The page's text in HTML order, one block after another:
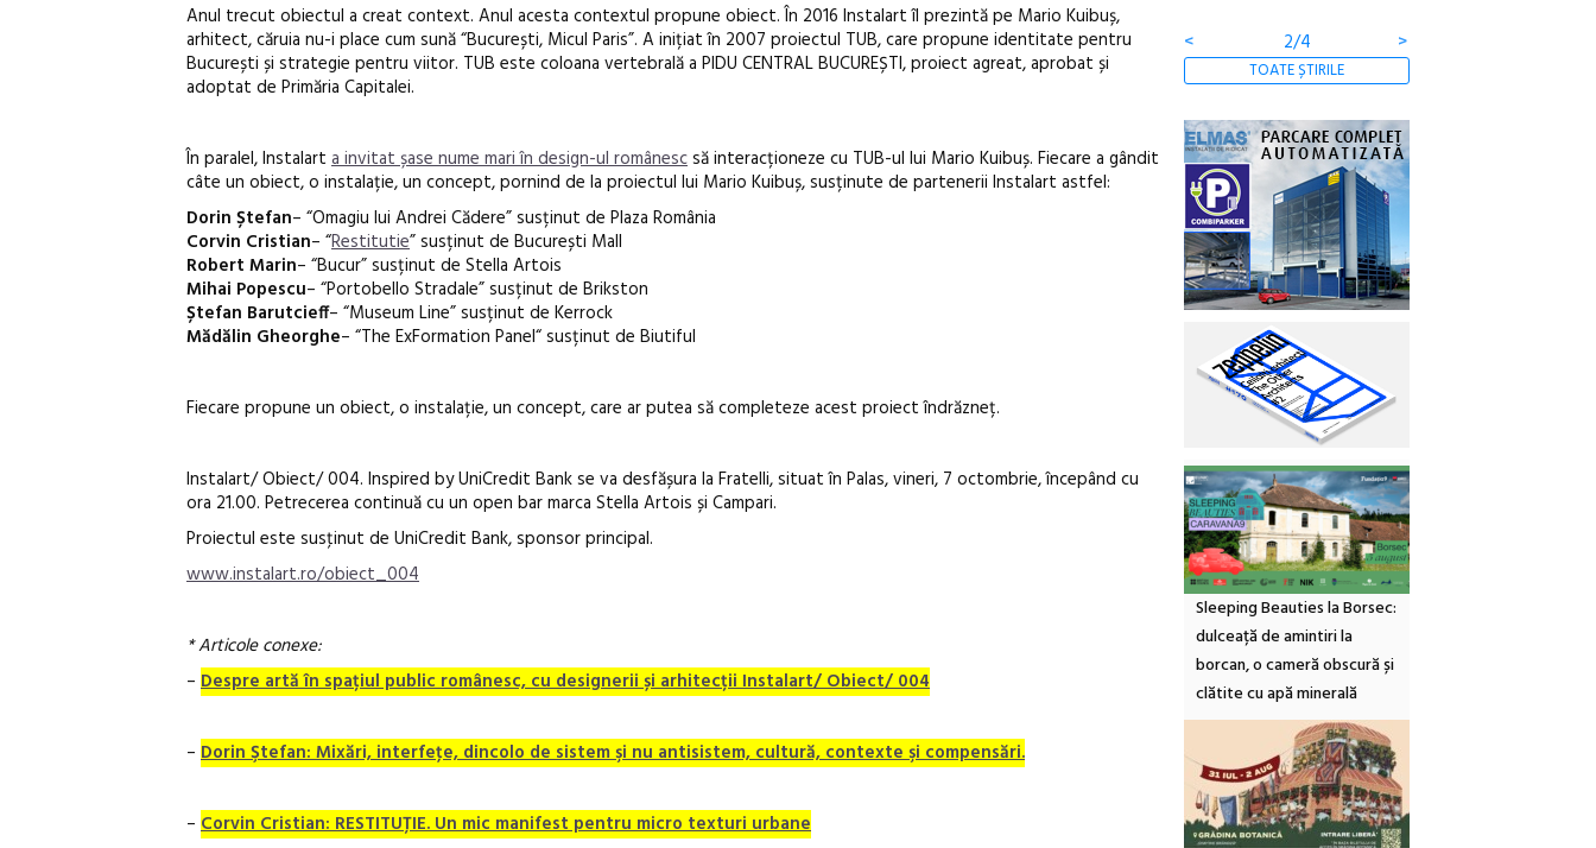
Anul trecut obiectul a creat context. Anul acesta contextul propune obiect. În 2016 Instalart îl prezintă pe Mario Kuibuș,
arhitect, căruia nu-i place cum sună “București, Micul Paris”. A inițiat în 2007 proiectul TUB, care propune identitate pentru
București și strategie pentru viitor. TUB este coloana vertebrală a PIDU CENTRAL BUCUREȘTI, proiect agreat, aprobat și
adoptat de Primăria Capitalei.
În paralel, Instalart a invitat șase nume mari în design-ul românescsă interacționeze cu TUB-ul lui Mario Kuibuș. Fiecare a gândit
câte un obiect, o instalație, un concept, pornind de la proiectul lui Mario Kuibuș, susținute de partenerii Instalart astfel:
Dorin Ștefan– “Omagiu lui Andrei Cădere” susținut de Plaza România
Corvin Cristian– “Restitutie” susținut de București Mall
Robert Marin– “Bucur” susținut de Stella Artois
Mihai Popescu– “Portobello Stradale” susținut de Brikston
Ștefan Barutcieff– “Museum Line” susținut de Kerrock
Mădălin Gheorghe– “The ExFormation Panel“ susținut de Biutiful
Fiecare propune un obiect, o instalație, un concept, care ar putea să completeze acest proiect îndrăzneț.
Instalart/ Obiect/ 004. Inspired by UniCredit Bank se va desfășura la Fratelli, situat în Palas, vineri, 7 octombrie, începând cu
ora 21.00. Petrecerea continuă cu un open bar marca Stella Artois și Campari.
Proiectul este susţinut de UniCredit Bank, sponsor principal.
www.instalart.ro/obiect_004
* Articole conexe:
– Despre artă în spațiul public românesc, cu designerii și arhitecții Instalart/ Obiect/ 004
– Dorin Ştefan: Mixări, interfeţe, dincolo de sistem şi nu antisistem, cultură, contexte şi compensări.
– Corvin Cristian: RESTITUȚIE. Un mic manifest pentru micro texturi urbane
<
2/4 >
TOATE ȘTIRILE
Sleeping Beauties la Borsec:
dulceață de amintiri la
borcan, o cameră obscură și
clătite cu apă minerală